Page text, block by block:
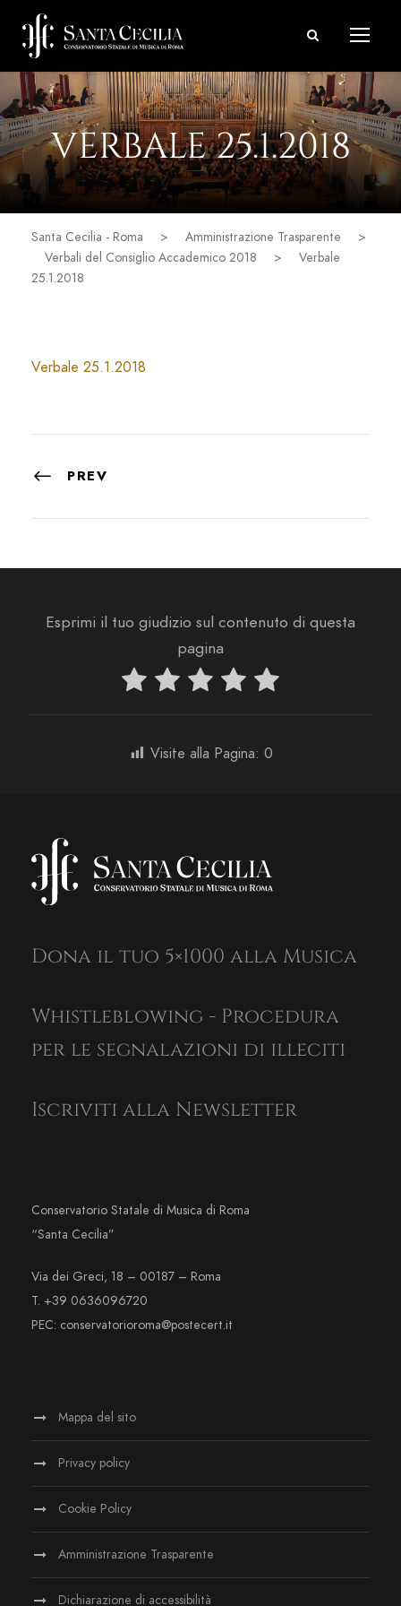
VERBALE 25.1.2018
Santa Cecilia - Roma > Amministrazione Trasparente
>
Verbali del Consiglio Accademico 2018
>
Verbale
25.1.2018
Verbale 25.1.2018
PREV
Esprimi il tuo giudizio sul contenuto di questa
pagina
Visite alla Pagina: 0
Dona il tuo 5×1000 alla Musica
Whistleblowing - Procedura
per le segnalazioni di illeciti
Iscriviti alla Newsletter
Conservatorio Statale di Musica di Roma
“Santa Cecilia”
Via dei Greci, 18 – 00187 – Roma
T. +39 0636096720
PEC: conservatorioroma@postecert.it
Mappa del sito
Privacy policy
Cookie Policy
Amministrazione Trasparente
Dichiarazione di accessibilità